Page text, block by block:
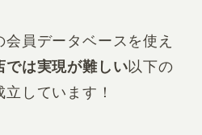
員データベースを使え
では実現が難しい以下の
しています！